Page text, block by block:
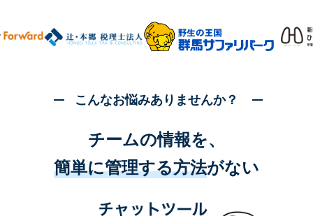
こんなお悩みありませんか？
チームの情報を、
簡単に管理する方法がない